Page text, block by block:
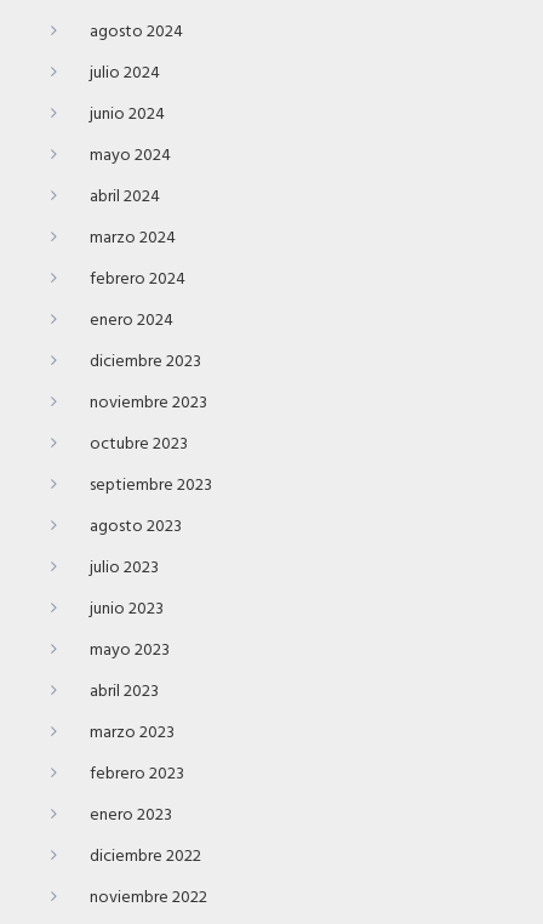
agosto 2024
julio 2024
junio 2024
mayo 2024
abril 2024
marzo 2024
febrero 2024
enero 2024
diciembre 2023
noviembre 2023
octubre 2023
septiembre 2023
agosto 2023
julio 2023
junio 2023
mayo 2023
abril 2023
marzo 2023
febrero 2023
enero 2023
diciembre 2022
noviembre 2022